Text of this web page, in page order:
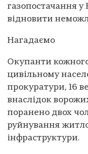
газопостачання у
відновити
Нагадаємо
Окупанти
цивільному
прокуратури, 16
внаслідок
поранено двох
руйнування
інфраструктури.